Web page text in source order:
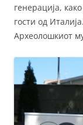
генерација,
гости од
Археолошкиот